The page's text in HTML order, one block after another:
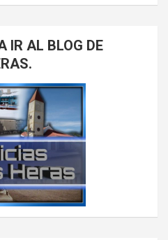
IR AL BLOG DE